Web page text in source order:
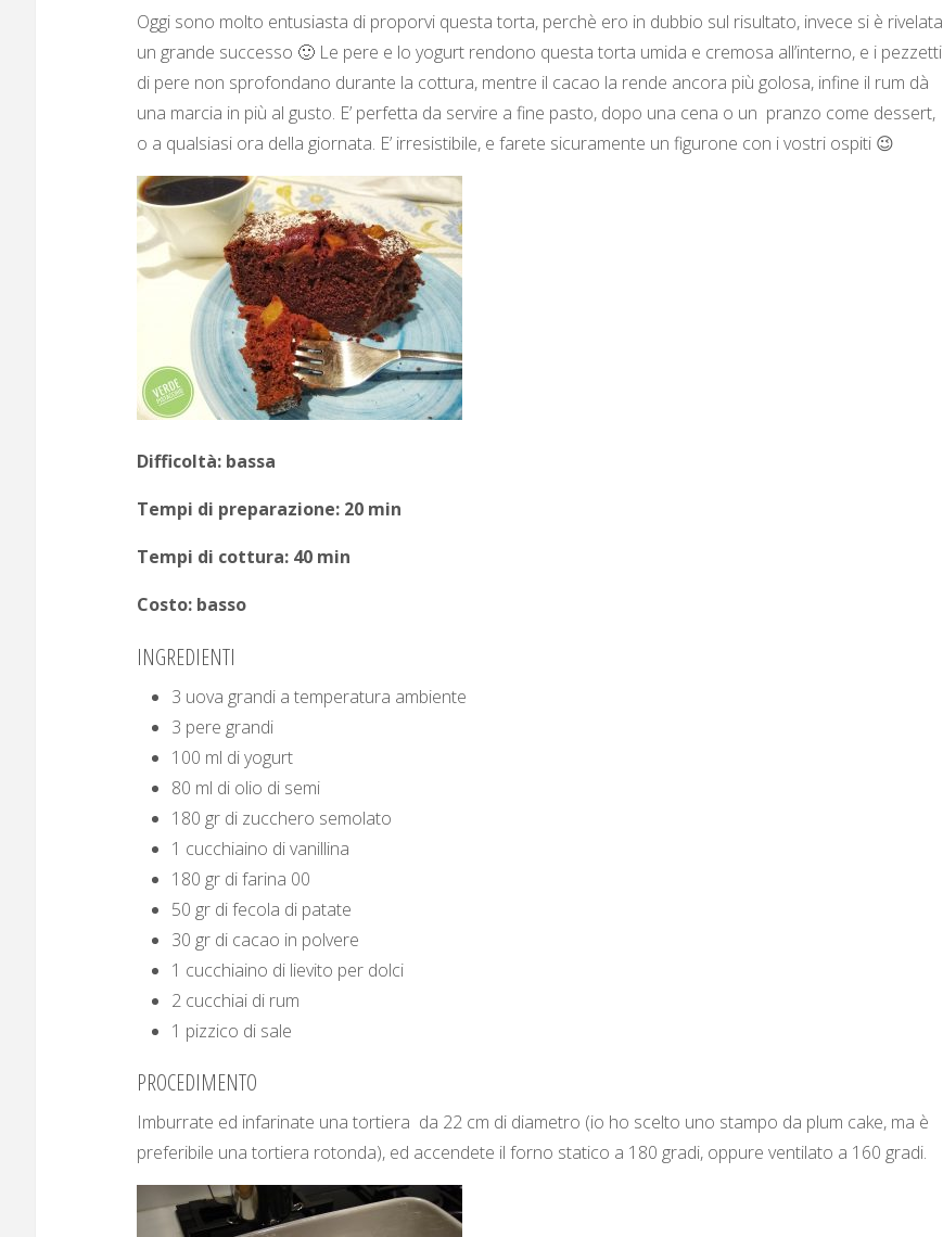
Oggi sono molto entusiasta di proporvi questa torta, perchè ero in dubbio sul risultato, invece si è rivelata
un grande successo 🙂 Le pere e lo yogurt rendono questa torta umida e cremosa all’interno, e i pezzetti
di pere non sprofondano durante la cottura, mentre il cacao la rende ancora più golosa, infine il rum dà
una marcia in più al gusto. E’ perfetta da servire a fine pasto, dopo una cena o un pranzo come dessert,
o a qualsiasi ora della giornata. E’ irresistibile, e farete sicuramente un figurone con i vostri ospiti 😉
Difficoltà: bassa
Tempi di preparazione: 20 min
Tempi di cottura: 40 min
Costo: basso
INGREDIENTI
3 uova grandi a temperatura ambiente
3 pere grandi
100 ml di yogurt
80 ml di olio di semi
180 gr di zucchero semolato
1 cucchiaino di vanillina
180 gr di farina 00
50 gr di fecola di patate
30 gr di cacao in polvere
1 cucchiaino di lievito per dolci
2 cucchiai di rum
1 pizzico di sale
PROCEDIMENTO
Imburrate ed infarinate una tortiera da 22 cm di diametro (io ho scelto uno stampo da plum cake, ma è
preferibile una tortiera rotonda), ed accendete il forno statico a 180 gradi, oppure ventilato a 160 gradi.